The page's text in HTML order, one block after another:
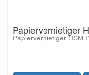
Papiervernietiger
Papiervernietiger HSM